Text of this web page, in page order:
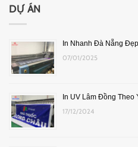
DỰ ÁN
In Nhanh Đà Nẵng
07/01/2025
In UV Lâm Đồng
17/12/2024